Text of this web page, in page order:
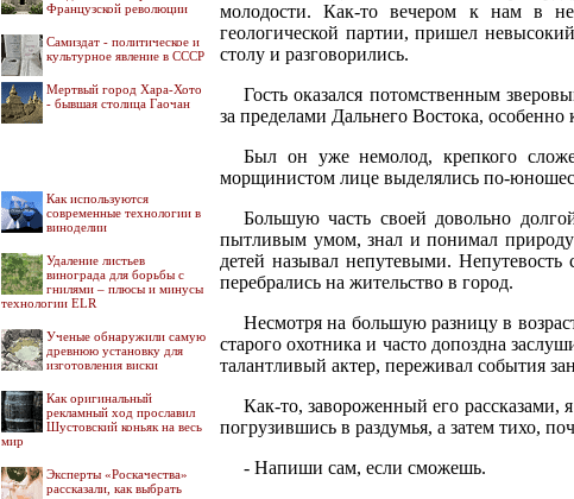
Французской революции
Самиздат - политическое и
культурное явление в СССР
Мертвый город Хара-Хото
- бывшая столица Гаочан
Как используются
современные технологии в
виноделии
Удаление листьев
винограда для борьбы с
гнилями – плюсы и минусы
технологии ELR
Ученые обнаружили самую
древнюю установку для
изготовления виски
Как оригинальный
рекламный ход прославил
Шустовский коньяк на весь
мир
Эксперты «Роскачества»
рассказали, как выбрать
молодости. Как-то вечером к нам в
геологической партии, пришел
столу и разговорились.
Гость оказался потомственным
за пределами Дальнего Востока, особенно
Был он уже немолод, крепкого
морщинистом лице выделялись по-
Большую часть своей довольно
пытливым умом, знал и понимал природу
детей называл непутевыми.
перебрались на жительство в город.
Несмотря на большую разницу в
старого охотника и часто допоздна
талантливый актер, переживал события
Как-то, завороженный его
погрузившись в раздумья, а затем тихо,
- Напиши сам, если сможешь.